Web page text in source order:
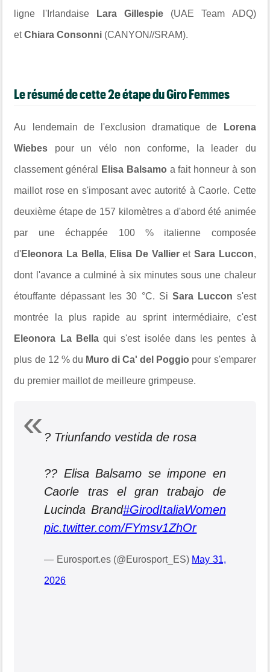
ligne l'Irlandaise Lara Gillespie (UAE Team ADQ)
etChiara Consonni (CANYON//SRAM).
Le résumé de cette 2e étape du Giro Femmes
Au lendemain de l'exclusion dramatique de Lorena
Wiebes pour un vélo non conforme, la leader du
classement général Elisa Balsamo a fait honneur à son
maillot rose en s'imposant avec autorité à Caorle. Cette
deuxième étape de 157 kilomètres a d'abord été animée
par une échappée 100 % italienne composée
d'Eleonora La Bella, Elisa De Vallieret Sara Luccon,
dont l'avance a culminé à six minutes sous une chaleur
étouffante dépassant les 30 °C. Si Sara Luccon s'est
montrée la plus rapide au sprint intermédiaire, c'est
Eleonora La Bellaqui s'est isolée dans les pentes à
plus de 12 % du Muro di Ca' del Poggio pour s'emparer
du premier maillot de meilleure grimpeuse.
? Triunfando vestida de rosa
?? Elisa Balsamo se impone en
Caorle tras el gran trabajo de
Lucinda Brand#GirodItaliaWomen
pic.twitter.com/FYmsv1ZhOr
— Eurosport.es (@Eurosport_ES) May 31,
2026